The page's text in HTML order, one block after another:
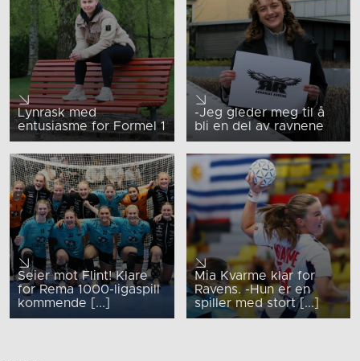
Lynrask med
entusiasme for Formel 1
-Jeg gleder meg til å
bli en del av ravnene
Seier mot Flint! Klare
for Rema 1000-ligaspill
kommende [...]
Mia Kvarme klar for
Ravens. -Hun er en
spiller med stort [...]